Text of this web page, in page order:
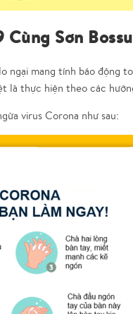
Sơn
mang tính báo động
là thực hiện theo các
virus Corona như sau: